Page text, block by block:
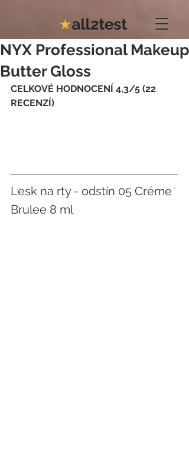
NYX Professional Makeup
Butter Gloss
CELKOVÉ HODNOCENÍ 4,3/5 (22
RECENZÍ)
Lesk na rty - odstín 05 Créme
Brulee 8 ml